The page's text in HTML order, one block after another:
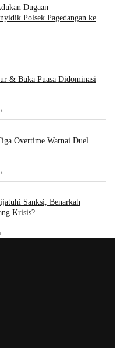
Dugaan
Polsek Pagedangan ke
& Buka Puasa Didominasi
Overtime Warnai Duel
Sanksi, Benarkah
Krisis?